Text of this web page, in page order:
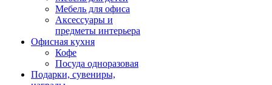
Мебель для офиса
Аксессуары и
предметы интерьера
Офисная кухня
Кофе
Посуда одноразовая
Подарки, сувениры,